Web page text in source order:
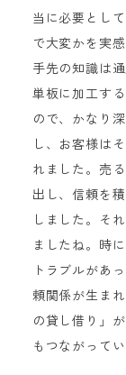
当に必要とし
で大変かを実
手先の知識は
単板に加工す
ので、かなり
し、お客様は
れました。売
出し、信頼を
しました。そ
ましたね。時
トラブルがあ
頼関係が生ま
の貸し借り」
もつながって